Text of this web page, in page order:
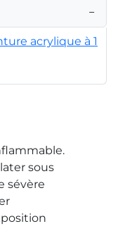
−
acrylique à 1
sous
sévère